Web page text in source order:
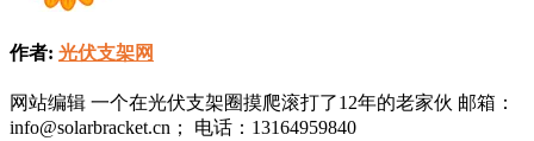
作者: 光伏支架网
网站编辑 一个在光伏支架圈摸爬滚打了12年的老家伙 邮箱：
info@solarbracket.cn； 电话：13164959840